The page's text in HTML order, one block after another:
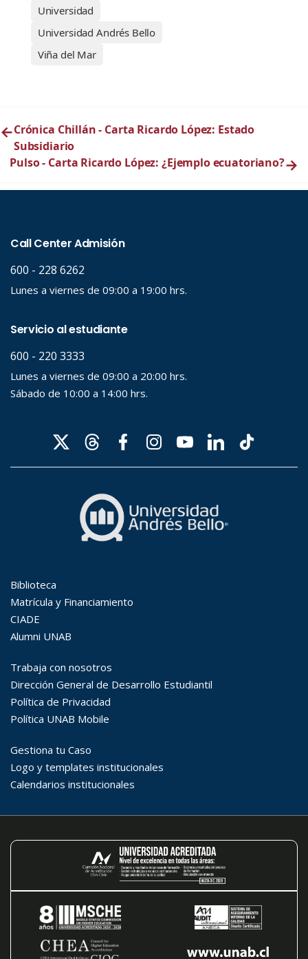
Universidad
Universidad Andrés Bello
Viña del Mar
←Crónica Chillán - Carta Ricardo López: Estado
Subsidiario
Pulso - Carta Ricardo López: ¿Ejemplo ecuatoriano?→